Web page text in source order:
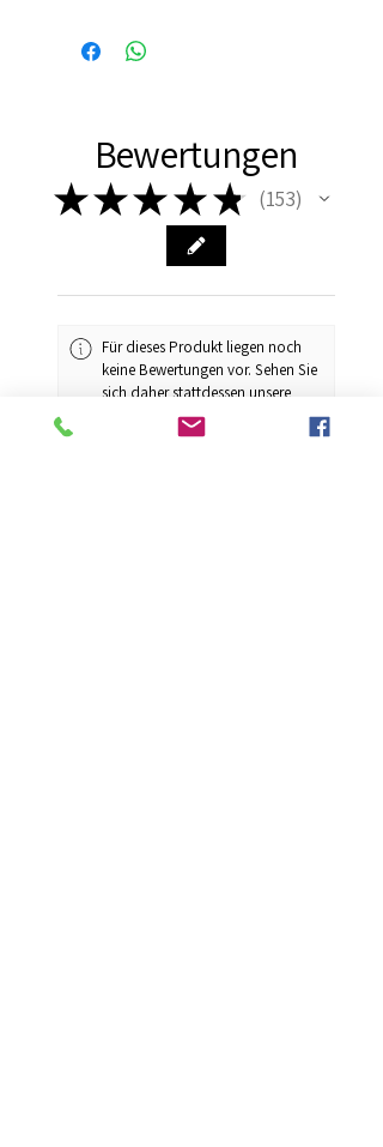
Bewertungen
★★★ ★ ★ 153
153
Für dieses Produkt liegen noch
keine Bewertungen vor. Sehen Sie
sich daher stattdessen unsere
anderen Bewertungen an.